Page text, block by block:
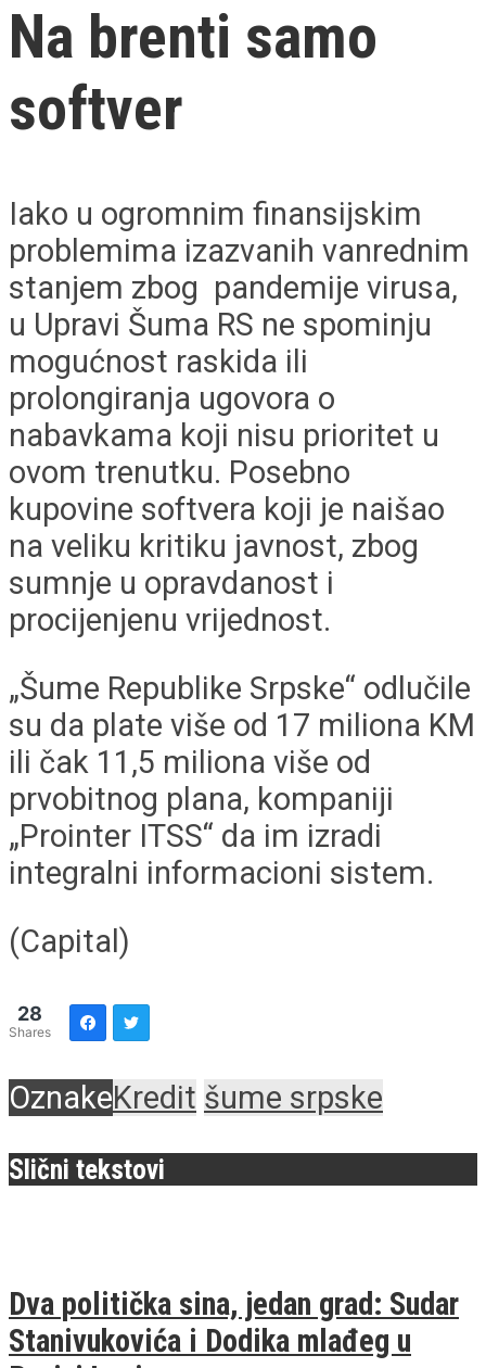
Na brenti samo
softver
Iako u ogromnim finansijskim
problemima izazvanih vanrednim
stanjem zbog pandemije virusa,
u Upravi Šuma RS ne spominju
mogućnost raskida ili
prolongiranja ugovora o
nabavkama koji nisu prioritet u
ovom trenutku. Posebno
kupovine softvera koji je naišao
na veliku kritiku javnost, zbog
sumnje u opravdanost i
procijenjenu vrijednost.
„Šume Republike Srpske“ odlučile
su da plate više od 17 miliona KM
ili čak 11,5 miliona više od
prvobitnog plana, kompaniji
„Prointer ITSS“ da im izradi
integralni informacioni sistem.
(Capital)
28
Shares
OznakeKredit šume srpske
Slični tekstovi
Dva politička sina, jedan grad: Sudar
Stanivukovića i Dodika mlađeg u